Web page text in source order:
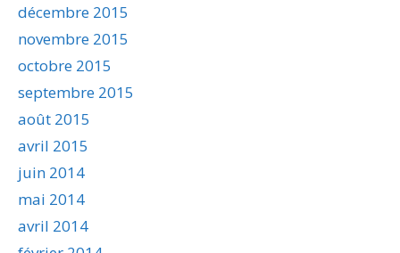
décembre 2015
novembre 2015
octobre 2015
septembre 2015
août 2015
avril 2015
juin 2014
mai 2014
avril 2014